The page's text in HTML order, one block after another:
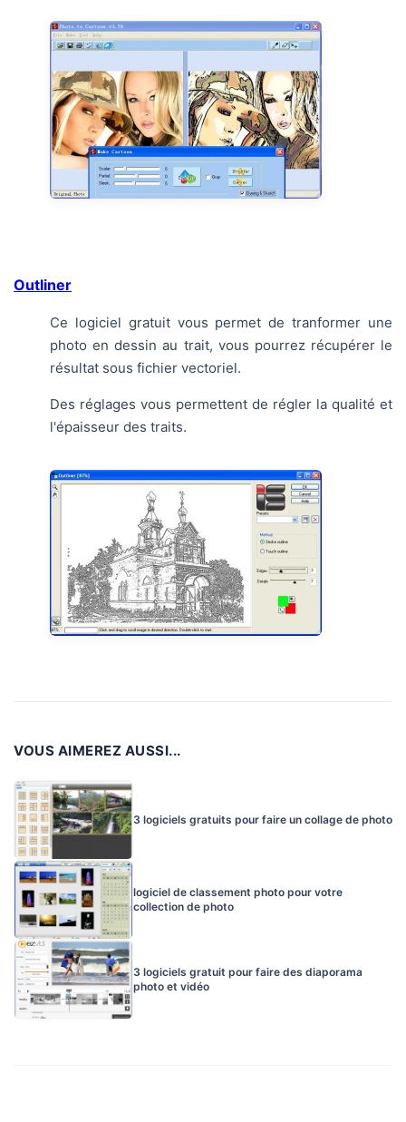
Outliner
Ce logiciel gratuit vous permet de tranformer une
photo en dessin au trait, vous pourrez récupérer le
résultat sous fichier vectoriel.
Des réglages vous permettent de régler la qualité et
l'épaisseur des traits.
VOUS AIMEREZ AUSSI...
3 logiciels gratuits pour faire un collage de photo
logiciel de classement photo pour votre
collection de photo
3 logiciels gratuit pour faire des diaporama
photo et vidéo